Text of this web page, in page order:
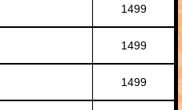
1499
1499
1499